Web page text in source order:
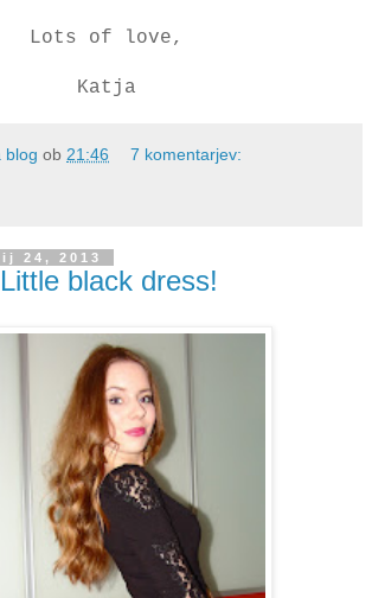
Lots of love,
Katja
blog ob 21:46 7 komentarjev:
24, 2013
black dress!